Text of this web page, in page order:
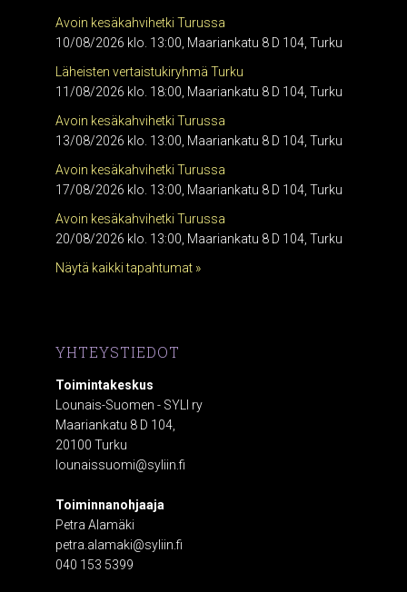
Avoin kesäkahvihetki Turussa
10/08/2026 klo. 13:00, Maariankatu 8 D 104, Turku
Läheisten vertaistukiryhmä Turku
11/08/2026 klo. 18:00, Maariankatu 8 D 104, Turku
Avoin kesäkahvihetki Turussa
13/08/2026 klo. 13:00, Maariankatu 8 D 104, Turku
Avoin kesäkahvihetki Turussa
17/08/2026 klo. 13:00, Maariankatu 8 D 104, Turku
Avoin kesäkahvihetki Turussa
20/08/2026 klo. 13:00, Maariankatu 8 D 104, Turku
Näytä kaikki tapahtumat »
YHTEYSTIEDOT
Toimintakeskus
Lounais-Suomen - SYLI ry
Maariankatu 8 D 104,
20100 Turku
lounaissuomi@syliin.fi
Toiminnanohjaaja
Petra Alamäki
petra.alamaki@syliin.fi
040 153 5399